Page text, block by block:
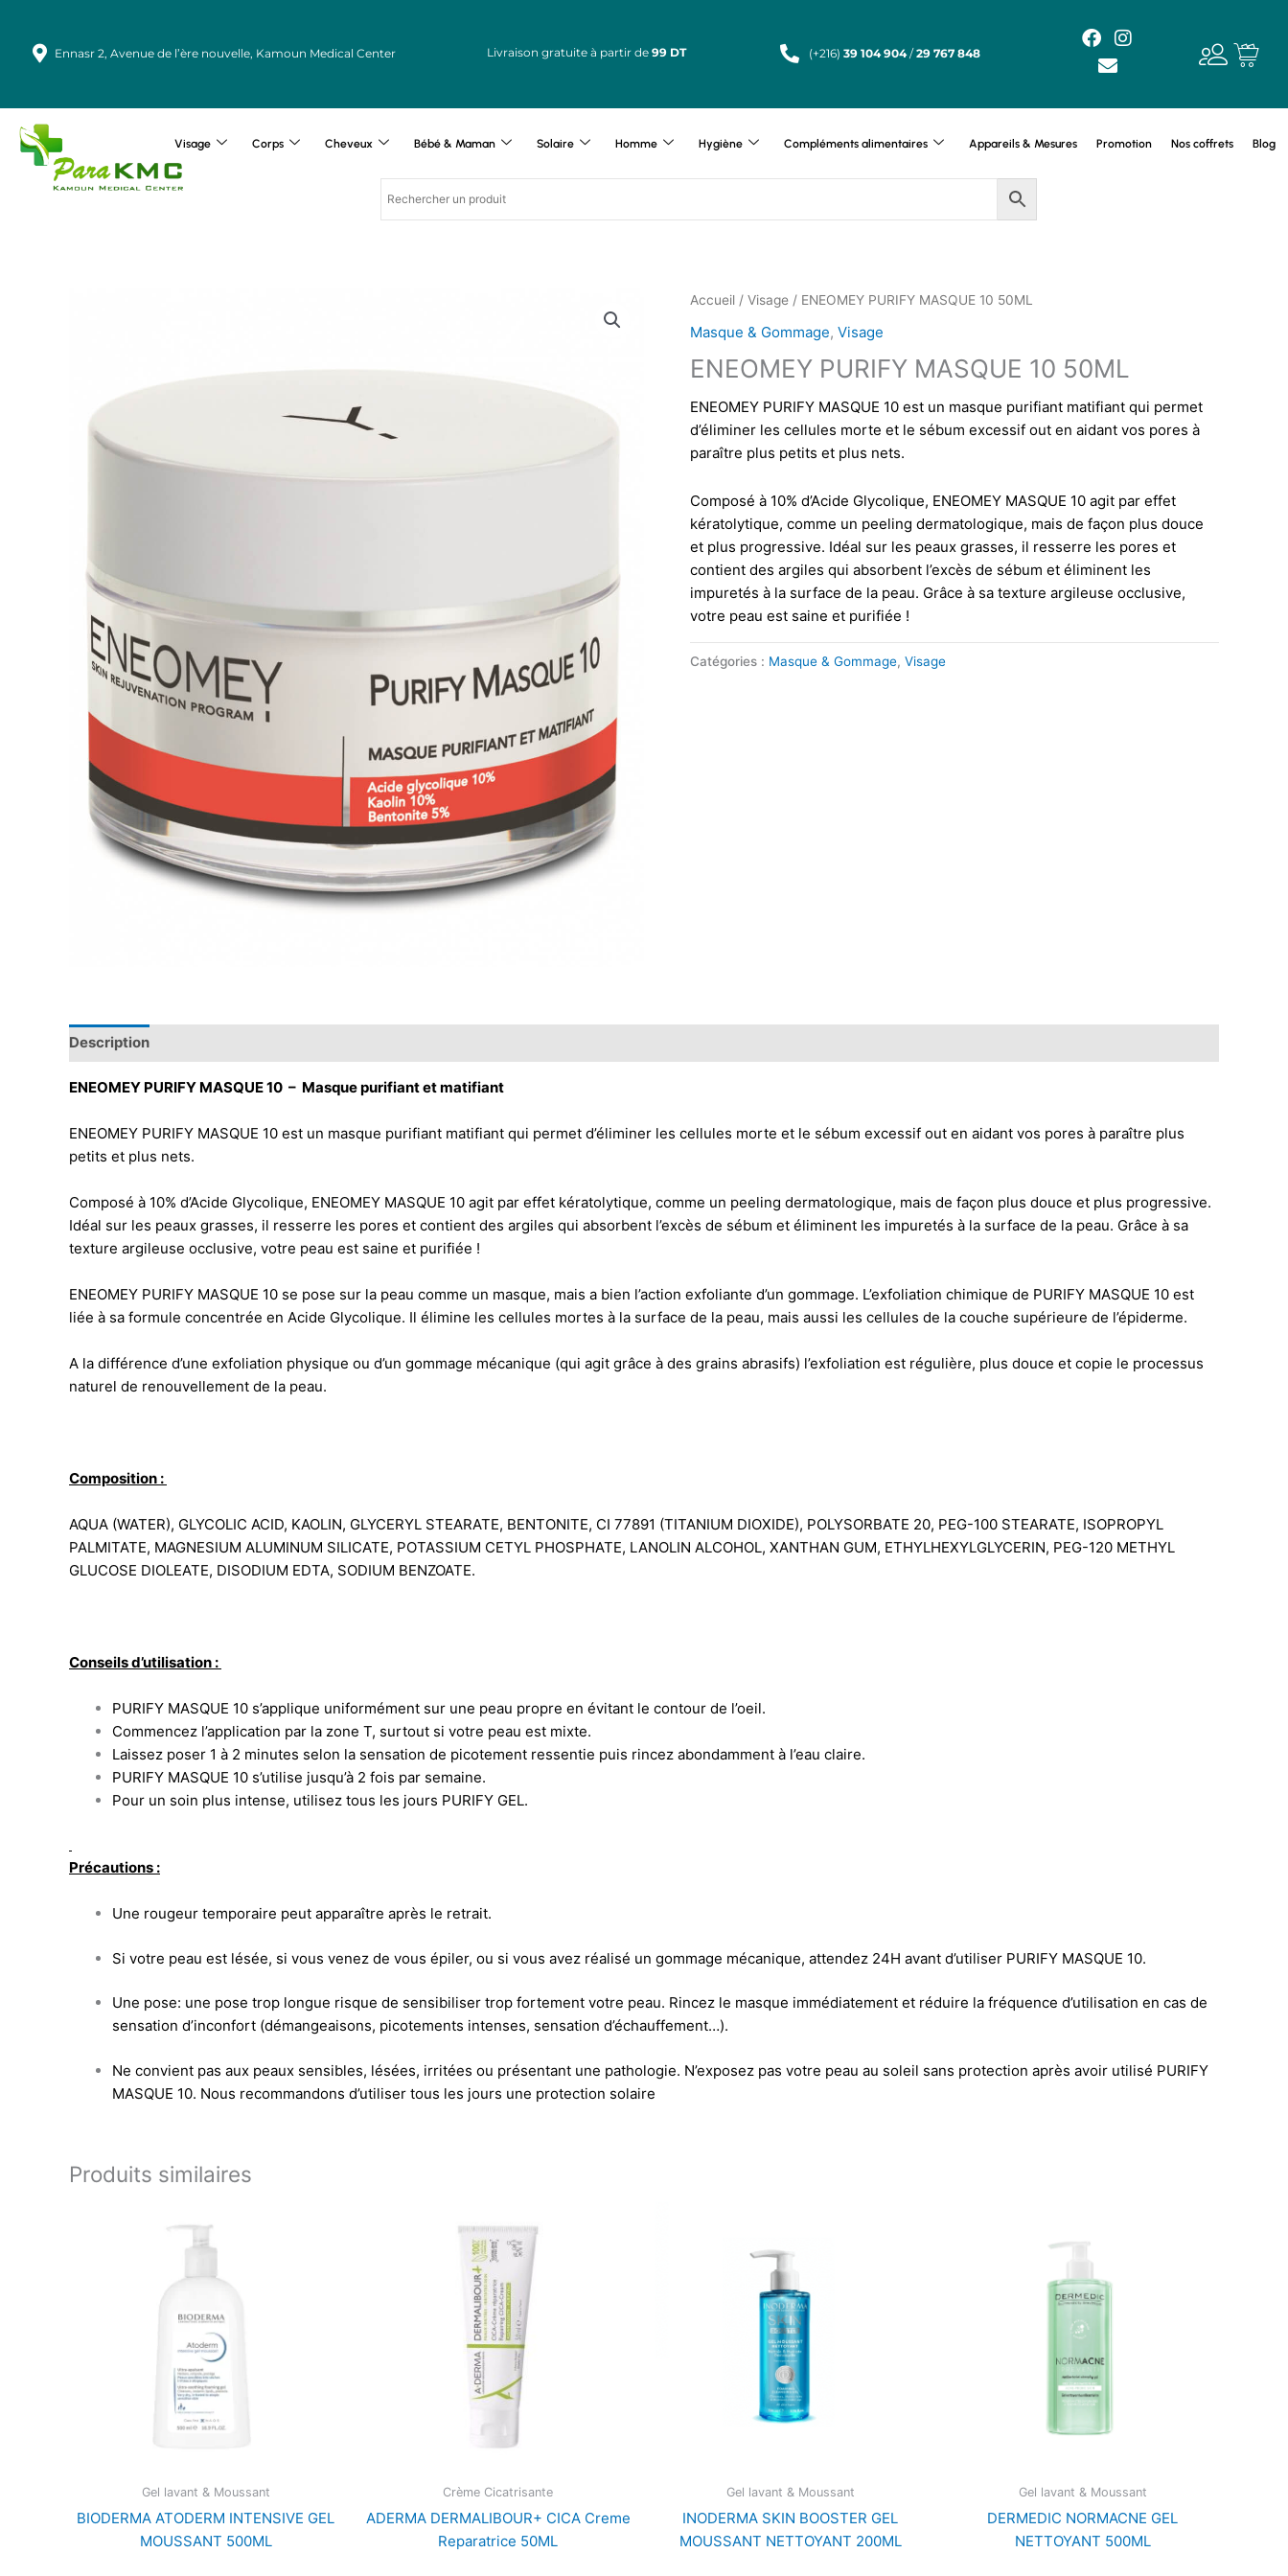
contenu Ennasr 2, Avenue de l’ère nouvelle, Kamoun Medical Center Livraison gratuite à partir de99 DT (+216) 39 104 904/29 767 848
F
a
c
b
o
I
a
r
E
n
v
l
p
Visage Corps Cheveux Bébé & Maman Solaire Homme Hygiène Compléments alimentaires Appareils & Mesures Promotion Nos coffrets Blog
Accueil / Visage / ENEOMEY PURIFY MASQUE 10 50ML
Masque & Gommage, Visage
ENEOMEY PURIFY MASQUE 10 50ML
ENEOMEY PURIFY MASQUE 10 est un masque purifiant matifiant qui permet
d’éliminer les cellules morte et le sébum excessif out en aidant vos pores à
paraître plus petits et plus nets.
Composé à 10% d’Acide Glycolique, ENEOMEY MASQUE 10 agit par effet
kératolytique, comme un peeling dermatologique, mais de façon plus douce
et plus progressive. Idéal sur les peaux grasses, il resserre les pores et
contient des argiles qui absorbent l’excès de sébum et éliminent les
impuretés à la surface de la peau. Grâce à sa texture argileuse occlusive,
votre peau est saine et purifiée !
Catégories : Masque & Gommage, Visage
Description
ENEOMEY PURIFY MASQUE 10 – Masque purifiant et matifiant
ENEOMEY PURIFY MASQUE 10 est un masque purifiant matifiant qui permet d’éliminer les cellules morte et le sébum excessif out en aidant vos pores à paraître plus
petits et plus nets.
Composé à 10% d’Acide Glycolique, ENEOMEY MASQUE 10 agit par effet kératolytique, comme un peeling dermatologique, mais de façon plus douce et plus progressive.
Idéal sur les peaux grasses, il resserre les pores et contient des argiles qui absorbent l’excès de sébum et éliminent les impuretés à la surface de la peau. Grâce à sa
texture argileuse occlusive, votre peau est saine et purifiée !
ENEOMEY PURIFY MASQUE 10 se pose sur la peau comme un masque, mais a bien l’action exfoliante d’un gommage. L’exfoliation chimique de PURIFY MASQUE 10 est
liée à sa formule concentrée en Acide Glycolique. Il élimine les cellules mortes à la surface de la peau, mais aussi les cellules de la couche supérieure de l’épiderme.
A la différence d’une exfoliation physique ou d’un gommage mécanique (qui agit grâce à des grains abrasifs) l’exfoliation est régulière, plus douce et copie le processus
naturel de renouvellement de la peau.
Composition :
AQUA (WATER), GLYCOLIC ACID, KAOLIN, GLYCERYL STEARATE, BENTONITE, CI 77891 (TITANIUM DIOXIDE), POLYSORBATE 20, PEG-100 STEARATE, ISOPROPYL
PALMITATE, MAGNESIUM ALUMINUM SILICATE, POTASSIUM CETYL PHOSPHATE, LANOLIN ALCOHOL, XANTHAN GUM, ETHYLHEXYLGLYCERIN, PEG-120 METHYL
GLUCOSE DIOLEATE, DISODIUM EDTA, SODIUM BENZOATE.
Conseils d’utilisation :
PURIFY MASQUE 10 s’applique uniformément sur une peau propre en évitant le contour de l’oeil.
Commencez l’application par la zone T, surtout si votre peau est mixte.
Laissez poser 1 à 2 minutes selon la sensation de picotement ressentie puis rincez abondamment à l’eau claire.
PURIFY MASQUE 10 s’utilise jusqu’à 2 fois par semaine.
Pour un soin plus intense, utilisez tous les jours PURIFY GEL.
Précautions :
Une rougeur temporaire peut apparaître après le retrait.
Si votre peau est lésée, si vous venez de vous épiler, ou si vous avez réalisé un gommage mécanique, attendez 24H avant d’utiliser PURIFY MASQUE 10.
Une pose: une pose trop longue risque de sensibiliser trop fortement votre peau. Rincez le masque immédiatement et réduire la fréquence d’utilisation en cas de
sensation d’inconfort (démangeaisons, picotements intenses, sensation d’échauffement…).
Ne convient pas aux peaux sensibles, lésées, irritées ou présentant une pathologie. N’exposez pas votre peau au soleil sans protection après avoir utilisé PURIFY
MASQUE 10. Nous recommandons d’utiliser tous les jours une protection solaire
Produits similaires
Gel lavant & Moussant
BIODERMA ATODERM INTENSIVE GEL
MOUSSANT 500ML
Crème Cicatrisante
ADERMA DERMALIBOUR+ CICA Creme
Reparatrice 50ML
Gel lavant & Moussant
INODERMA SKIN BOOSTER GEL
MOUSSANT NETTOYANT 200ML
Gel lavant & Moussant
DERMEDIC NORMACNE GEL
NETTOYANT 500ML